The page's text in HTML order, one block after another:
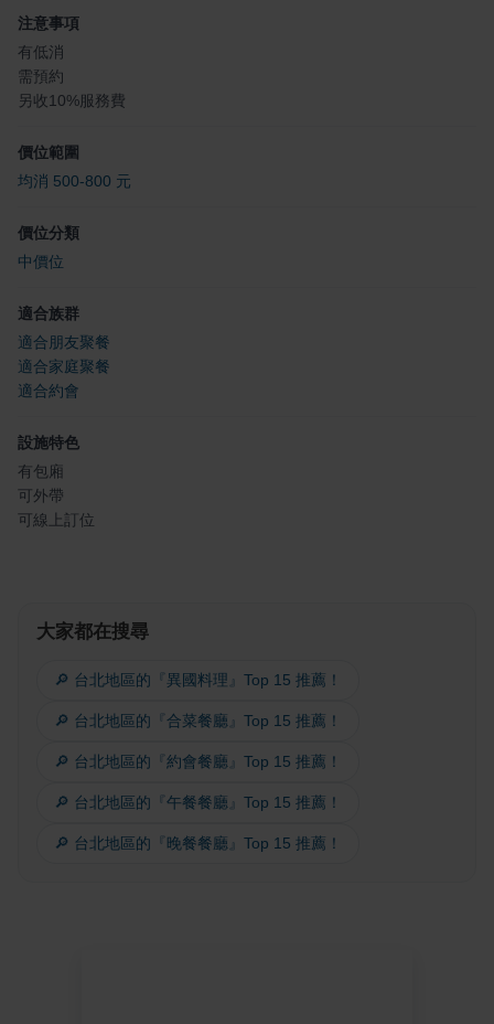
注意事項
有低消
需預約
另收10%服務費
價位範圍
均消 500-800 元
價位分類
中價位
適合族群
適合朋友聚餐
適合家庭聚餐
適合約會
設施特色
有包廂
可外帶
可線上訂位
大家都在搜尋
🔎 台北地區的『異國料理』Top 15 推薦！
🔎 台北地區的『合菜餐廳』Top 15 推薦！
🔎 台北地區的『約會餐廳』Top 15 推薦！
🔎 台北地區的『午餐餐廳』Top 15 推薦！
🔎 台北地區的『晚餐餐廳』Top 15 推薦！